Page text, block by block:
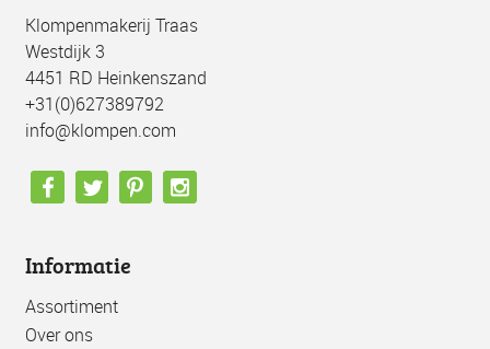
Klompenmakerij Traas
Westdijk 3
4451 RD Heinkenszand
+31(0)627389792
info@klompen.com
Informatie
Assortiment
Over ons